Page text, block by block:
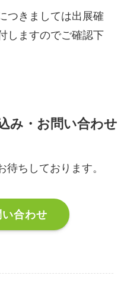
つきましては出展確
しますのでご確認下
み・お問い合わせ
ちしております。
合わせ